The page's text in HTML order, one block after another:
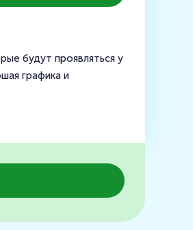
будут проявляться у
графика и